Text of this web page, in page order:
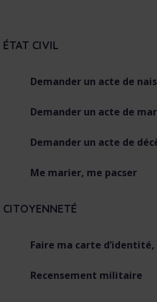
e
i
ÉTAT CIVIL
Demander un acte de
Demander un acte de
Demander un acte de
Me marier, me pacser
CITOYENNETÉ
Faire ma carte
Recensement militaire